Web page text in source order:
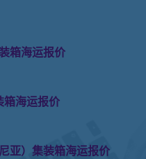
箱海运报价
箱海运报价
亚）集装箱海运报价